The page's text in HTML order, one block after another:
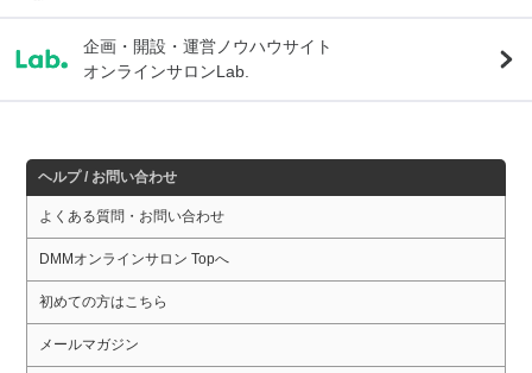
企画・開設・運営ノウハウサイト
オンラインサロンLab.
ヘルプ / お問い合わせ
よくある質問・お問い合わせ
DMMオンラインサロン Topへ
初めての方はこちら
メールマガジン